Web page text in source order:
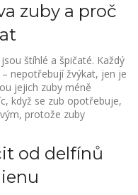
zuby a proč
štíhlé a špičaté. Každý
nepotřebují žvýkat, jen je
jejich zuby méně
když se zub opotřebuje,
protože zuby
od delfínů